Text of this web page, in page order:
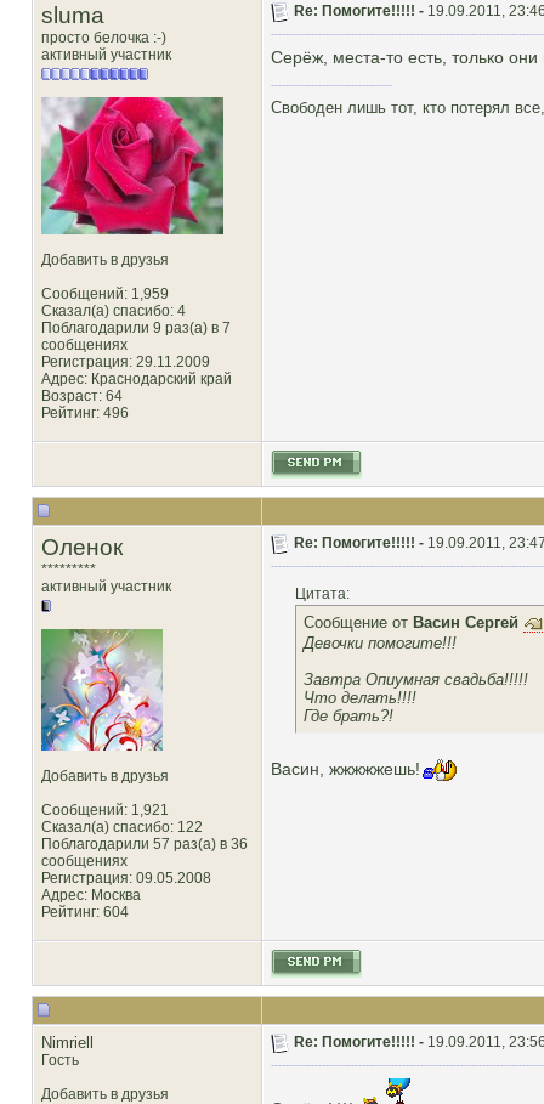
sluma
просто белочка :-)
активный участник
Добавить в друзья
Сообщений: 1,959
Сказал(а) спасибо: 4
Поблагодарили 9 раз(а) в 7
сообщениях
Регистрация: 29.11.2009
Адрес: Краснодарский край
Возраст: 64
Рейтинг: 496
Re: Помогите!!!!! - 19.09.2011,
Серёж, места-то есть, только
Свободен лишь тот, кто потерял
Оленок
*********
активный участник
Добавить в друзья
Сообщений: 1,921
Сказал(а) спасибо: 122
Поблагодарили 57 раз(а) в 36
сообщениях
Регистрация: 09.05.2008
Адрес: Москва
Рейтинг: 604
Re: Помогите!!!!! - 19.09.2011,
Цитата:
Сообщение от Васин Сергей
Девочки помогите!!!
Завтра Опиумная свадьба!!!!!
Что делать!!!!
Где брать?!
Васин, жжжжжешь!
Nimriell
Гость
Добавить в друзья
Re: Помогите!!!!! - 19.09.2011,